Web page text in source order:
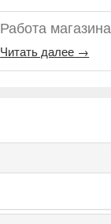
Работа
Читать далее →